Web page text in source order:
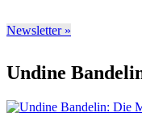
Newsletter »
Undine